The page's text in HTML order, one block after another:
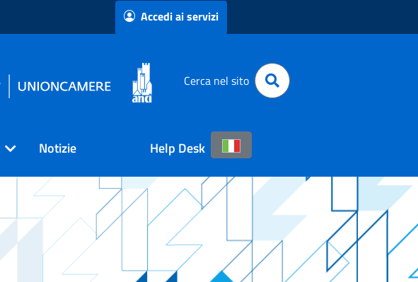
Accedi ai servizi
Cerca nel sito
Notizie Help Desk